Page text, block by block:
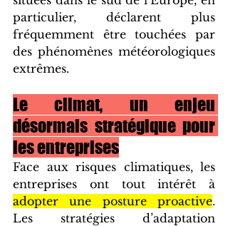
particulier, déclarent plus
fréquemment être touchées par
des phénomènes météorologiques
extrêmes.
Le climat, un enjeu
désormais stratégique pour
les entreprises
Face aux risques climatiques, les
adopter une posture proactive.
Les stratégies d’adaptation